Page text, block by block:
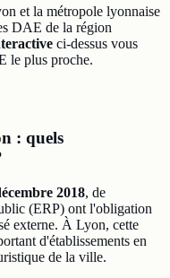
et la métropole lyonnaise
DAE de la région
ci-dessus vous
le plus proche.
: quels
2018, de
(ERP) ont l'obligation
externe. À Lyon, cette
d'établissements en
de la ville.